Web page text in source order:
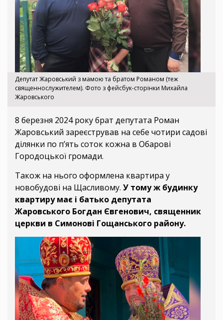
Депутат Жаровський з мамою та братом Романом (теж
священнослужителем). Фото з фейсбук-сторінки Михайла
Жаровського
8 березня 2024 року брат депутата Роман
Жаровський зареєстрував на себе чотири садові
ділянки по п’ять соток кожна в Обарові
Городоцької громади.
Також на нього оформлена квартира у
новобудові на Щасливому. У тому ж будинку
квартиру має і батько депутата
Жаровського Богдан Євгенович, священник
церкви в Симонові Гощанського району.